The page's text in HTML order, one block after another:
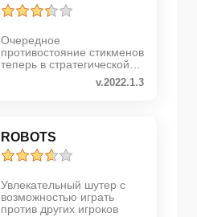
Очередное
противостояние стикменов
теперь в стратегической
v.2022.1.3
ROBOTS
Увлекательный шутер с
возможностью играть
против других игроков